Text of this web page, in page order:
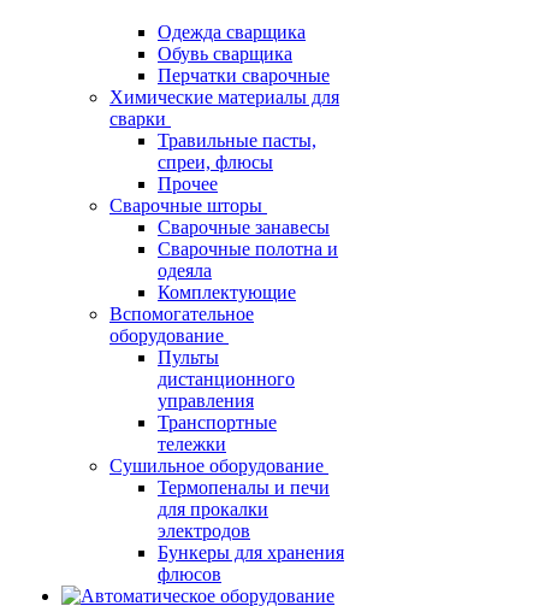
Одежда сварщика
Обувь сварщика
Перчатки сварочные
Химические материалы для
сварки
Травильные пасты,
спреи, флюсы
Прочее
Сварочные шторы
Сварочные занавесы
Сварочные полотна и
одеяла
Комплектующие
Вспомогательное
оборудование
Пульты
дистанционного
управления
Транспортные
тележки
Сушильное оборудование
Термопеналы и печи
для прокалки
электродов
Бункеры для хранения
флюсов